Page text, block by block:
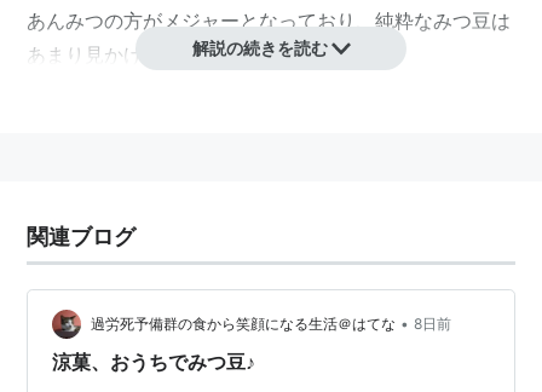
あんみつの方がメジャーとなっており、純粋なみつ豆は
あまり見かけない。解説の続きを読む
関連ブログ
過労死予備群の食から笑顔になる生活＠はてな • 8日前
涼菓、おうちでみつ豆♪